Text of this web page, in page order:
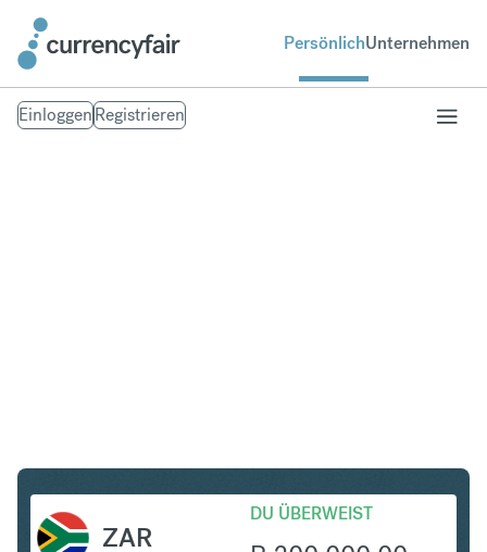
PersönlichUnternehmen
EinloggenRegistrieren
ZAR
DU ÜBERWEIST